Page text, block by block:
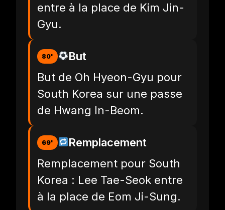
entre à la place de Kim Jin-
Gyu.
80'
But
But de Oh Hyeon-Gyu pour
South Korea sur une passe
de Hwang In-Beom.
69'
Remplacement
Remplacement pour South
Korea : Lee Tae-Seok entre
à la place de Eom Ji-Sung.